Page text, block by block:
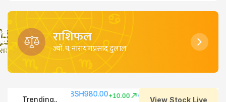
साइत
पञ्चाङ्ग
राशिफल
ज्याे. प. नारायणप्रसाद दुलाल